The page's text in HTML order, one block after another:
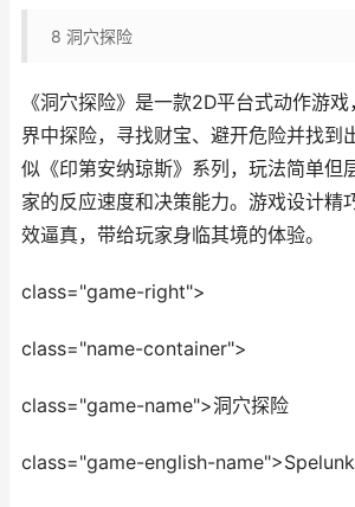
8 洞穴探险
《洞穴探险》是一款2D平台式动作游
界中探险，寻找财宝、避开危险并找到
似《印第安纳琼斯》系列，玩法简单但
家的反应速度和决策能力。游戏设计精
效逼真，带给玩家身临其境的体验。
class="game-right">
class="name-container">
class="game-name">洞穴探险
class="game-english-